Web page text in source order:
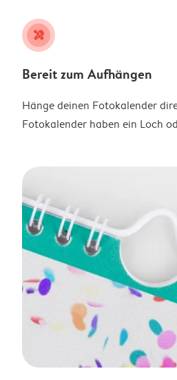
tools
Bereit zum Aufhängen
Hänge deinen Fotokalender
Fotokalender haben ein Loch